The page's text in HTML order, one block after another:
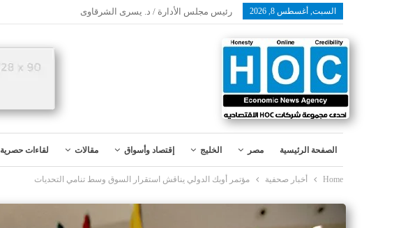
السبت, أغسطس 8, 2026 رئيس مجلس الأدارة / د. يسرى الشرقاوى
الصفحة الرئيسية مصر الخليج إقتصاد وأسواق مقالات لقاءات حصرية
Home أخبار صحفية مؤتمر أوبك الدولي يناقش استقرار السوق وسط تنامي التحديات